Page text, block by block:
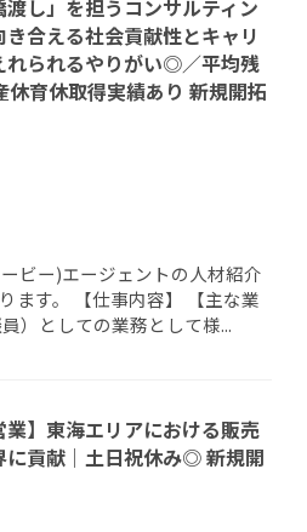
し」を担うコンサルティン
合える社会貢献性とキャリ
れられるやりがい◎／平均残
休育休取得実績あり 新規開拓
ビー)エージェントの人材紹介
ます。 【仕事内容】 【主な業
）としての業務として様...
業】東海エリアにおける販売
に貢献｜土日祝休み◎ 新規開